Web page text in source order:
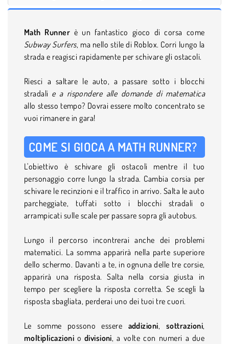
Math Runner è un fantastico gioco di corsa come
Subway Surfers, ma nello stile di Roblox. Corri lungo la
strada e reagisci rapidamente per schivare gli ostacoli.
Riesci a saltare le auto, a passare sotto i blocchi
stradali e a rispondere alle domande di matematica
allo stesso tempo? Dovrai essere molto concentrato se
vuoi rimanere in gara!
COME SI GIOCA A MATH RUNNER?
L'obiettivo è schivare gli ostacoli mentre il tuo
personaggio corre lungo la strada. Cambia corsia per
schivare le recinzioni e il traffico in arrivo. Salta le auto
parcheggiate, tuffati sotto i blocchi stradali o
arrampicati sulle scale per passare sopra gli autobus.
Lungo il percorso incontrerai anche dei problemi
matematici. La somma apparirà nella parte superiore
dello schermo. Davanti a te, in ognuna delle tre corsie,
apparirà una risposta. Salta nella corsia giusta in
tempo per scegliere la risposta corretta. Se scegli la
risposta sbagliata, perderai uno dei tuoi tre cuori.
Le somme possono essere addizioni, sottrazioni,
moltiplicazioni o divisioni, a volte con numeri a due